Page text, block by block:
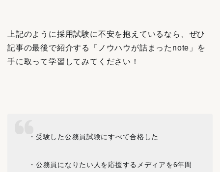
上記のように採用試験に不安を抱えているなら、ぜひ
記事の最後で紹介する「ノウハウが詰まったnote」を
手に取って学習してみてください！
・受験した公務員試験にすべて合格した
・公務員になりたい人を応援するメディアを6年間